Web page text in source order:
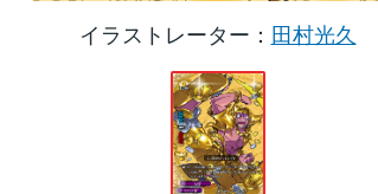
イラストレーター 田村光久